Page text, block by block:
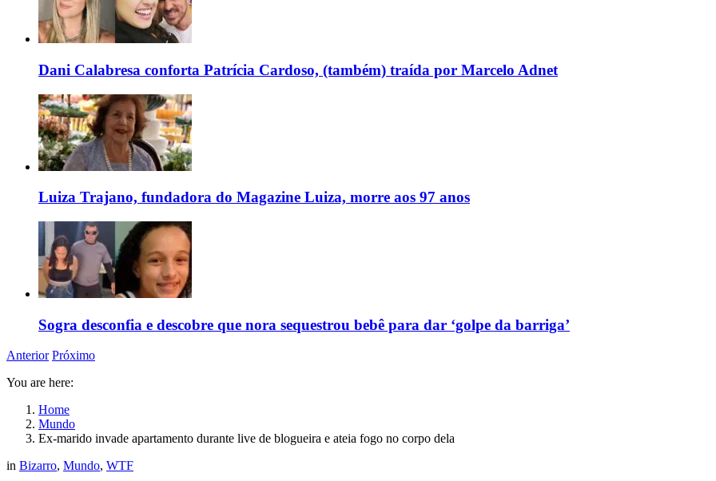
Dani Calabresa conforta Patrícia Cardoso, (também) traída por Marcelo Adnet
Luiza Trajano, fundadora do Magazine Luiza, morre aos 97 anos
Sogra desconfia e descobre que nora sequestrou bebê para dar ‘golpe da barriga’
Anterior Próximo
You are here:
Home
Mundo
Ex-marido invade apartamento durante live de blogueira e ateia fogo no corpo dela
in Bizarro, Mundo, WTF